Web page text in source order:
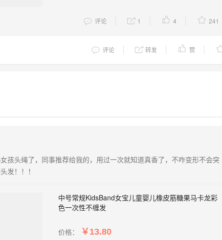
评论 1 4 241
评论 转发 赞
孩头绳了，同事推荐给我的，用过一次就知道真香了，不咋变形不会突
发！！！
中号常规KidsBand女宝儿童婴儿橡皮筋糖果马卡龙彩
色一次性不缠发
价格： ￥13.80